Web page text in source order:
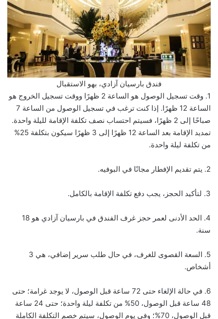
فندق بارسيان آزادي، بهو الاستقبال
1. وقت تسجيل الوصول هو الساعة 2 ظهرًا ووقت تسجيل الخروج هو
الساعة 12 ظهرًا. إذا كنت ترغب في تسجيل الوصول من الساعة 7
صباحًا إلى 2 ظهرًا، فسيتم احتساب نصف تكلفة الإقامة لليلة واحدة.
تمديد الإقامة بعد الساعة 12 ظهرًا إلى 3 ظهرًا سيكون بتكلفة 25%
من تكلفة ليلة واحدة.
2. يتم تقديم الإفطار مجانًا في البوفيه.
3. لتأكيد الحجز، يجب دفع تكلفة الإقامة بالكامل.
4. الحد الأدنى لعمر حجز غرف الفندق في بارسيان آزادي هو 18
سنة.
5. السعة القصوى للغرف، في حال طلب سرير إضافي، هي 3
أشخاص.
6. في حالة الإلغاء حتى 72 ساعة قبل الوصول، لا يوجد غرامة؛ حتى
48 ساعة قبل الوصول، 50% من تكلفة ليلة واحدة؛ حتى 24 ساعة
قبل الوصول، 70%؛ وفي يوم الوصول، سيتم خصم التكلفة الكاملة